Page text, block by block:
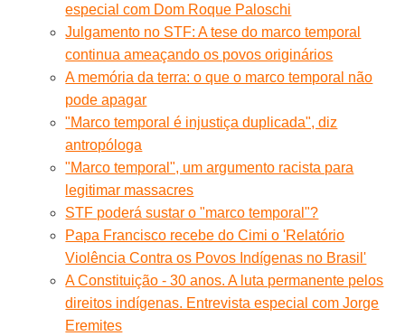
especial com Dom Roque Paloschi
Julgamento no STF: A tese do marco temporal
continua ameaçando os povos originários
A memória da terra: o que o marco temporal não
pode apagar
"Marco temporal é injustiça duplicada", diz
antropóloga
"Marco temporal", um argumento racista para
legitimar massacres
STF poderá sustar o "marco temporal"?
Papa Francisco recebe do Cimi o 'Relatório
Violência Contra os Povos Indígenas no Brasil'
A Constituição - 30 anos. A luta permanente pelos
direitos indígenas. Entrevista especial com Jorge
Eremites